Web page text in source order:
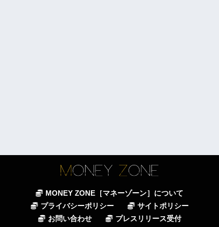
MONEY ZONE［マネーゾーン］について
プライバシーポリシー
サイトポリシー
お問い合わせ
プレスリリース受付